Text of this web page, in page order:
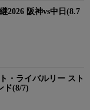
2026 阪神vs中日(8.7
・ライバルリー スト
ド(8/7)